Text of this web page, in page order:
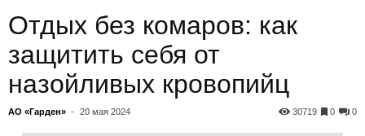
Отдых без комаров: как
защитить себя от
назойливых кровопийц
АО «Гарден» - 20 мая 2024 0
0
30719